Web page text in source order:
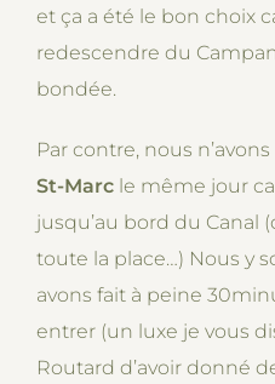
et ça a été le bon choix
redescendre du
bondée.
Par contre, nous
St-Marc le même jour
jusqu’au bord du Canal
toute la place…) Nous y
avons fait à peine
entrer (un luxe je vous
Routard d’avoir donné